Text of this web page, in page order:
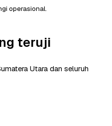
operasional.
teruji
Utara dan seluruh